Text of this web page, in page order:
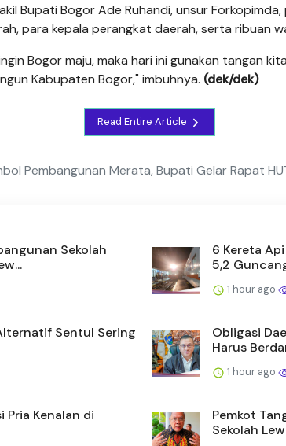
Bupati Bogor Ade Ruhandi, unsur
para kepala perangkat daerah, serta ribuan
Bogor maju, maka hari ini gunakan tangan
Kabupaten Bogor," imbuhnya. (dek/dek)
Read Entire Article
Pembangunan Merata, Bupati Gelar Rapat
Sekolah
6 Kereta
5,2
1 hour ago
Sentul Sering
Obligasi
Harus
1 hour ago
Pria Kenalan di
Pemkot
Sekolah